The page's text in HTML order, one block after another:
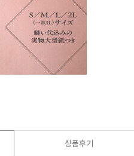
상품후기